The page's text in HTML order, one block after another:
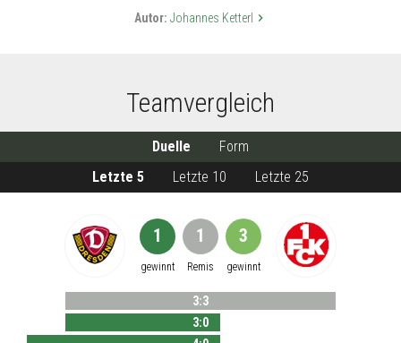
Autor: Johannes Ketterl keyboard_arrow_right
Teamvergleich
Duelle
Form
Letzte 5
Letzte 10 Letzte 25
1
gewinnt
1
Remis
3
gewinnt
3:3
3:0